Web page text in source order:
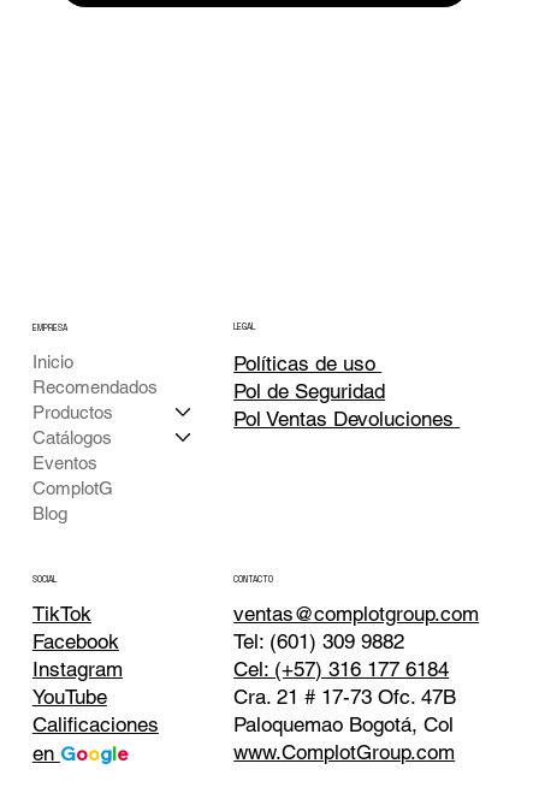
EMPRESA
Inicio
Recomendados
Productos
Catálogos
Eventos
ComplotG
Blog
LEGAL
Políticas de uso
Pol de Seguridad
Pol Ventas Devoluciones
SOCIAL
TikTok
Facebook
Instagram
YouTube
Calificaciones
en Google
CONTACTO
ventas@complotgroup.com
Tel: (601) 309 9882
Cel: (+57) 316 177 6184
Cra. 21 # 17-73 Ofc. 47B
Paloquemao Bogotá, Col
www.ComplotGroup.com